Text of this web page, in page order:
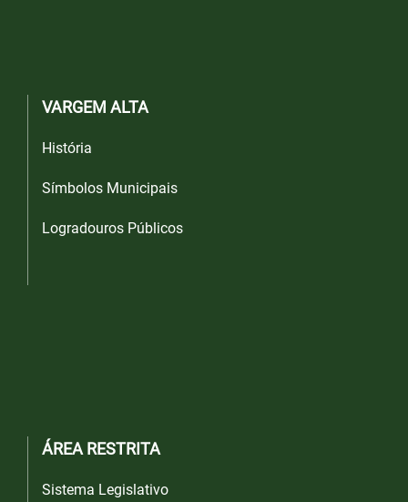
VARGEM ALTA
História
Símbolos Municipais
Logradouros Públicos
ÁREA RESTRITA
Sistema Legislativo